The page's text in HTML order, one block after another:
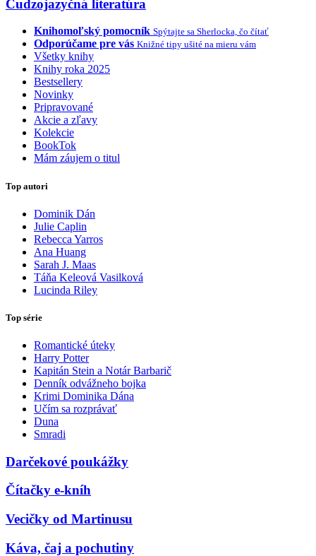
Cudzojazyčná literatúra
Knihomoľský pomocník Spýtajte sa Sherlocka, čo čítať
Odporúčame pre vás Knižné tipy ušité na mieru vám
Všetky knihy
Knihy roka 2025
Bestsellery
Novinky
Pripravované
Akcie a zľavy
Kolekcie
BookTok
Mám záujem o titul
Top autori
Dominik Dán
Julie Caplin
Rebecca Yarros
Ana Huang
Sarah J. Maas
Táňa Keleová Vasilková
Lucinda Riley
Top série
Romantické úteky
Harry Potter
Kapitán Stein a Notár Barbarič
Denník odvážneho bojka
Krimi Dominika Dána
Učím sa rozprávať
Duna
Smradi
Darčekové poukážky
Čítačky e-kníh
Vecičky od Martinusu
Káva, čaj a pochutiny